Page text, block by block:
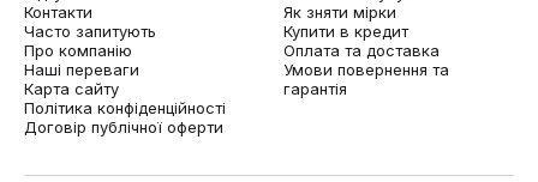
Контакти
Часто запитують
Про компанію
Наші переваги
Карта сайту
Політика конфіденційності
Договір публічної оферти
Як зняти мірки
Купити в кредит
Оплата та доставка
Умови повернення та
гарантія